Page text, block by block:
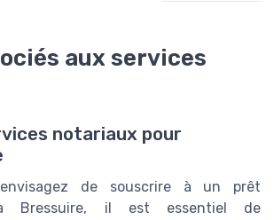
aux services
notariaux pour
de souscrire à un prêt
à Bressuire, il est essentiel de